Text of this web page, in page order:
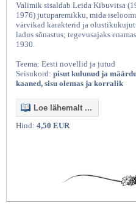
Valimik sisaldab Leida Kibuvitsa
1976) jutuparemikku, mida
värvikad karakterid ja
ladus sõnastus; tegevusajaks
1930.
Teema: Eesti novellid ja jutud
Seisukord: pisut kulunud ja
kaaned, sisu olemas ja korralik
Loe lähemalt ...
Hind: 4,50 EUR